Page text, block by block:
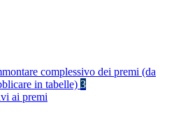
complessivo dei premi (da
in tabelle) 3
ai premi